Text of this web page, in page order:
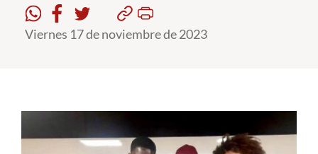
Vinculación con el Medio
Formación Continua
Viernes 17 de noviembre de 2023